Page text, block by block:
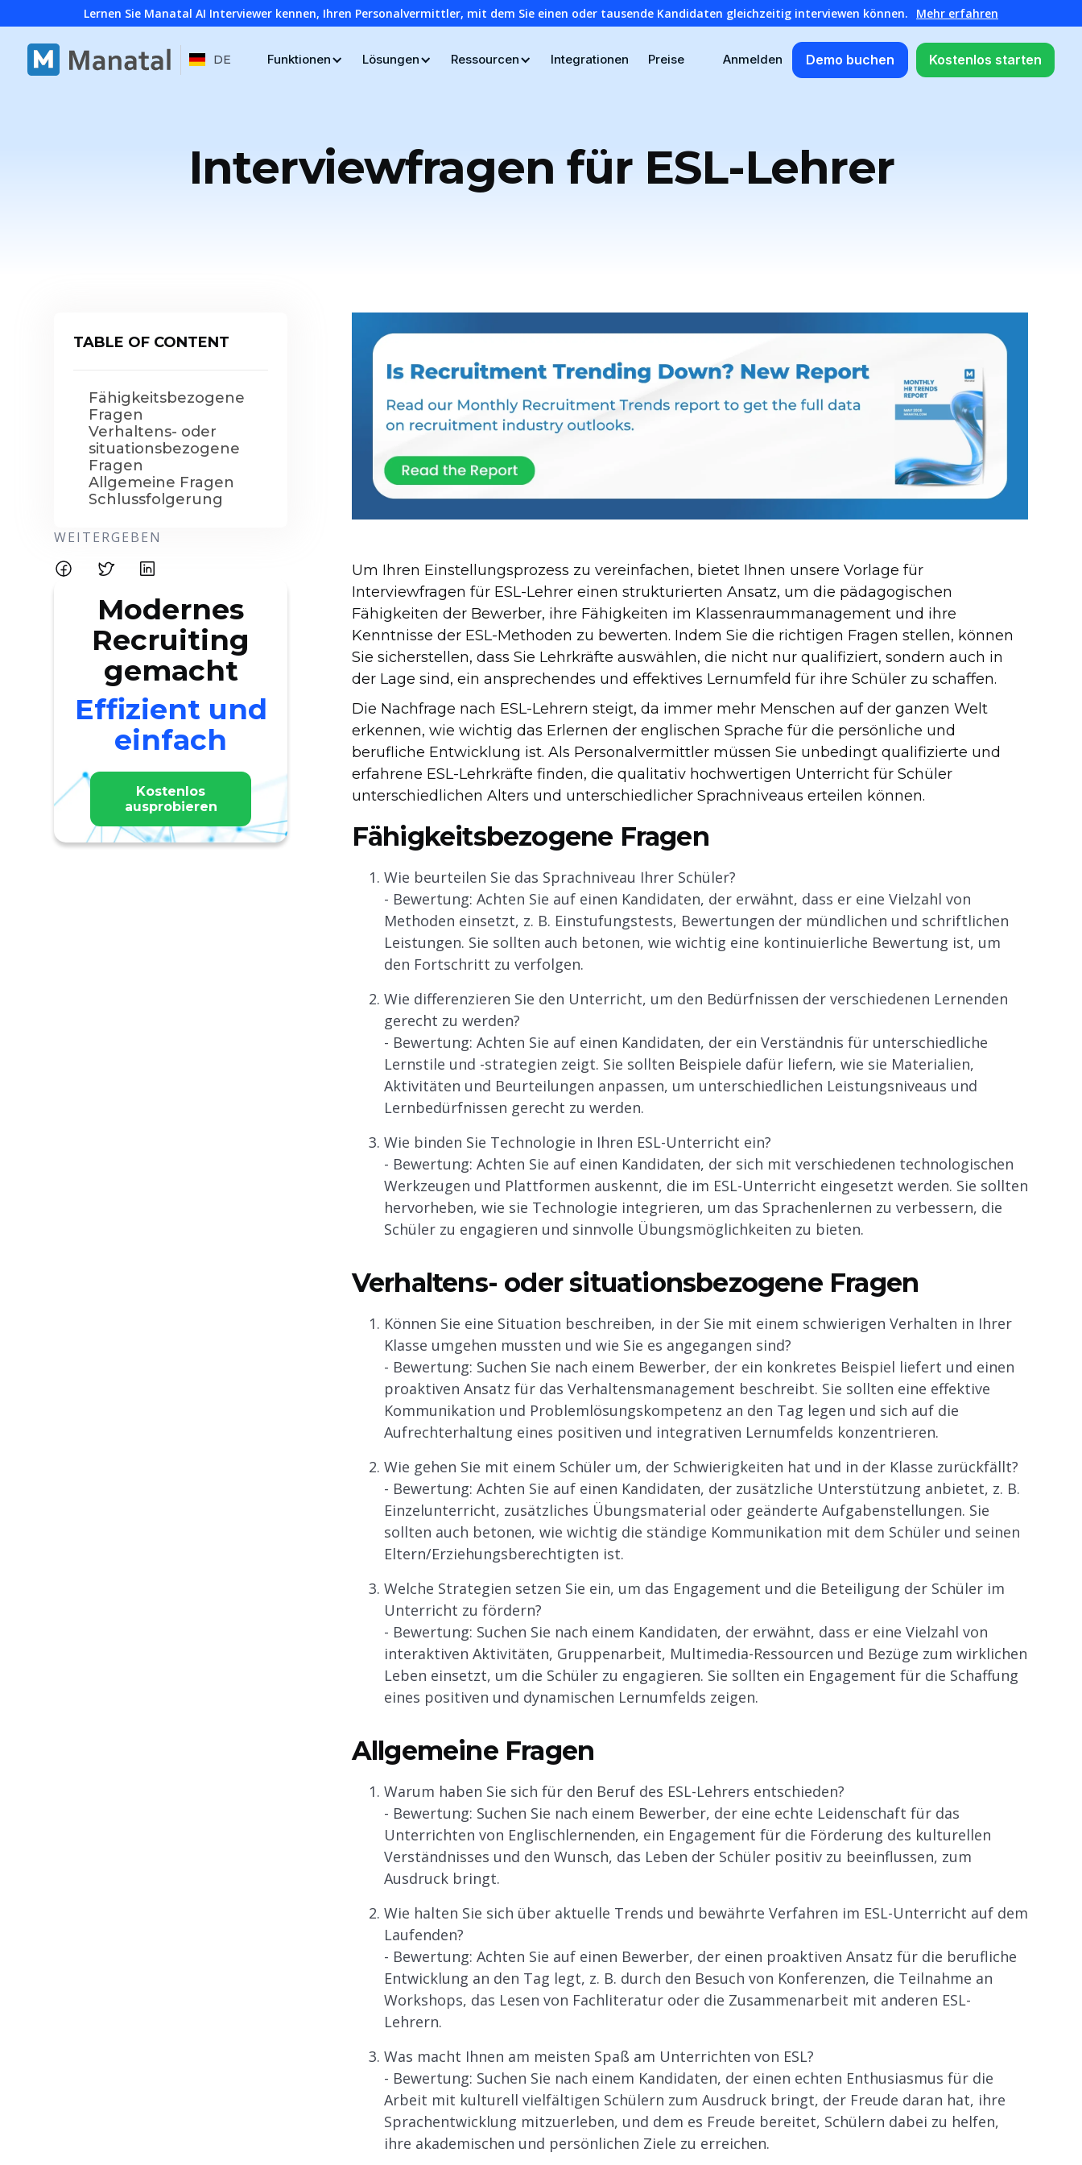
Lernen Sie Manatal AI Interviewer kennen, Ihren Personalvermittler, mit dem Sie einen oder tausende Kandidaten gleichzeitig interviewen können. Mehr erfahren
DE Funktionen Lösungen Ressourcen Integrationen Preise Anmelden Demo buchen Kostenlos starten
Interviewfragen für ESL-Lehrer
TABLE OF CONTENT
Fähigkeitsbezogene
Fragen
Verhaltens- oder
situationsbezogene
Fragen
Allgemeine Fragen
Schlussfolgerung
WEITERGEBEN
Modernes
Recruiting
gemacht
Effizient und
einfach
Kostenlos
ausprobieren
Um Ihren Einstellungsprozess zu vereinfachen, bietet Ihnen unsere Vorlage für
Interviewfragen für ESL-Lehrer einen strukturierten Ansatz, um die pädagogischen
Fähigkeiten der Bewerber, ihre Fähigkeiten im Klassenraummanagement und ihre
Kenntnisse der ESL-Methoden zu bewerten. Indem Sie die richtigen Fragen stellen, können
Sie sicherstellen, dass Sie Lehrkräfte auswählen, die nicht nur qualifiziert, sondern auch in
der Lage sind, ein ansprechendes und effektives Lernumfeld für ihre Schüler zu schaffen.
Die Nachfrage nach ESL-Lehrern steigt, da immer mehr Menschen auf der ganzen Welt
erkennen, wie wichtig das Erlernen der englischen Sprache für die persönliche und
berufliche Entwicklung ist. Als Personalvermittler müssen Sie unbedingt qualifizierte und
erfahrene ESL-Lehrkräfte finden, die qualitativ hochwertigen Unterricht für Schüler
unterschiedlichen Alters und unterschiedlicher Sprachniveaus erteilen können.
Fähigkeitsbezogene Fragen
Wie beurteilen Sie das Sprachniveau Ihrer Schüler?
- Bewertung: Achten Sie auf einen Kandidaten, der erwähnt, dass er eine Vielzahl von
Methoden einsetzt, z. B. Einstufungstests, Bewertungen der mündlichen und schriftlichen
Leistungen. Sie sollten auch betonen, wie wichtig eine kontinuierliche Bewertung ist, um
den Fortschritt zu verfolgen.
Wie differenzieren Sie den Unterricht, um den Bedürfnissen der verschiedenen Lernenden
gerecht zu werden?
- Bewertung: Achten Sie auf einen Kandidaten, der ein Verständnis für unterschiedliche
Lernstile und -strategien zeigt. Sie sollten Beispiele dafür liefern, wie sie Materialien,
Aktivitäten und Beurteilungen anpassen, um unterschiedlichen Leistungsniveaus und
Lernbedürfnissen gerecht zu werden.
Wie binden Sie Technologie in Ihren ESL-Unterricht ein?
- Bewertung: Achten Sie auf einen Kandidaten, der sich mit verschiedenen technologischen
Werkzeugen und Plattformen auskennt, die im ESL-Unterricht eingesetzt werden. Sie sollten
hervorheben, wie sie Technologie integrieren, um das Sprachenlernen zu verbessern, die
Schüler zu engagieren und sinnvolle Übungsmöglichkeiten zu bieten.
Verhaltens- oder situationsbezogene Fragen
Können Sie eine Situation beschreiben, in der Sie mit einem schwierigen Verhalten in Ihrer
Klasse umgehen mussten und wie Sie es angegangen sind?
- Bewertung: Suchen Sie nach einem Bewerber, der ein konkretes Beispiel liefert und einen
proaktiven Ansatz für das Verhaltensmanagement beschreibt. Sie sollten eine effektive
Kommunikation und Problemlösungskompetenz an den Tag legen und sich auf die
Aufrechterhaltung eines positiven und integrativen Lernumfelds konzentrieren.
Wie gehen Sie mit einem Schüler um, der Schwierigkeiten hat und in der Klasse zurückfällt?
- Bewertung: Achten Sie auf einen Kandidaten, der zusätzliche Unterstützung anbietet, z. B.
Einzelunterricht, zusätzliches Übungsmaterial oder geänderte Aufgabenstellungen. Sie
sollten auch betonen, wie wichtig die ständige Kommunikation mit dem Schüler und seinen
Eltern/Erziehungsberechtigten ist.
Welche Strategien setzen Sie ein, um das Engagement und die Beteiligung der Schüler im
Unterricht zu fördern?
- Bewertung: Suchen Sie nach einem Kandidaten, der erwähnt, dass er eine Vielzahl von
interaktiven Aktivitäten, Gruppenarbeit, Multimedia-Ressourcen und Bezüge zum wirklichen
Leben einsetzt, um die Schüler zu engagieren. Sie sollten ein Engagement für die Schaffung
eines positiven und dynamischen Lernumfelds zeigen.
Allgemeine Fragen
Warum haben Sie sich für den Beruf des ESL-Lehrers entschieden?
- Bewertung: Suchen Sie nach einem Bewerber, der eine echte Leidenschaft für das
Unterrichten von Englischlernenden, ein Engagement für die Förderung des kulturellen
Verständnisses und den Wunsch, das Leben der Schüler positiv zu beeinflussen, zum
Ausdruck bringt.
Wie halten Sie sich über aktuelle Trends und bewährte Verfahren im ESL-Unterricht auf dem
Laufenden?
- Bewertung: Achten Sie auf einen Bewerber, der einen proaktiven Ansatz für die berufliche
Entwicklung an den Tag legt, z. B. durch den Besuch von Konferenzen, die Teilnahme an
Workshops, das Lesen von Fachliteratur oder die Zusammenarbeit mit anderen ESL-
Lehrern.
Was macht Ihnen am meisten Spaß am Unterrichten von ESL?
- Bewertung: Suchen Sie nach einem Kandidaten, der einen echten Enthusiasmus für die
Arbeit mit kulturell vielfältigen Schülern zum Ausdruck bringt, der Freude daran hat, ihre
Sprachentwicklung mitzuerleben, und dem es Freude bereitet, Schülern dabei zu helfen,
ihre akademischen und persönlichen Ziele zu erreichen.